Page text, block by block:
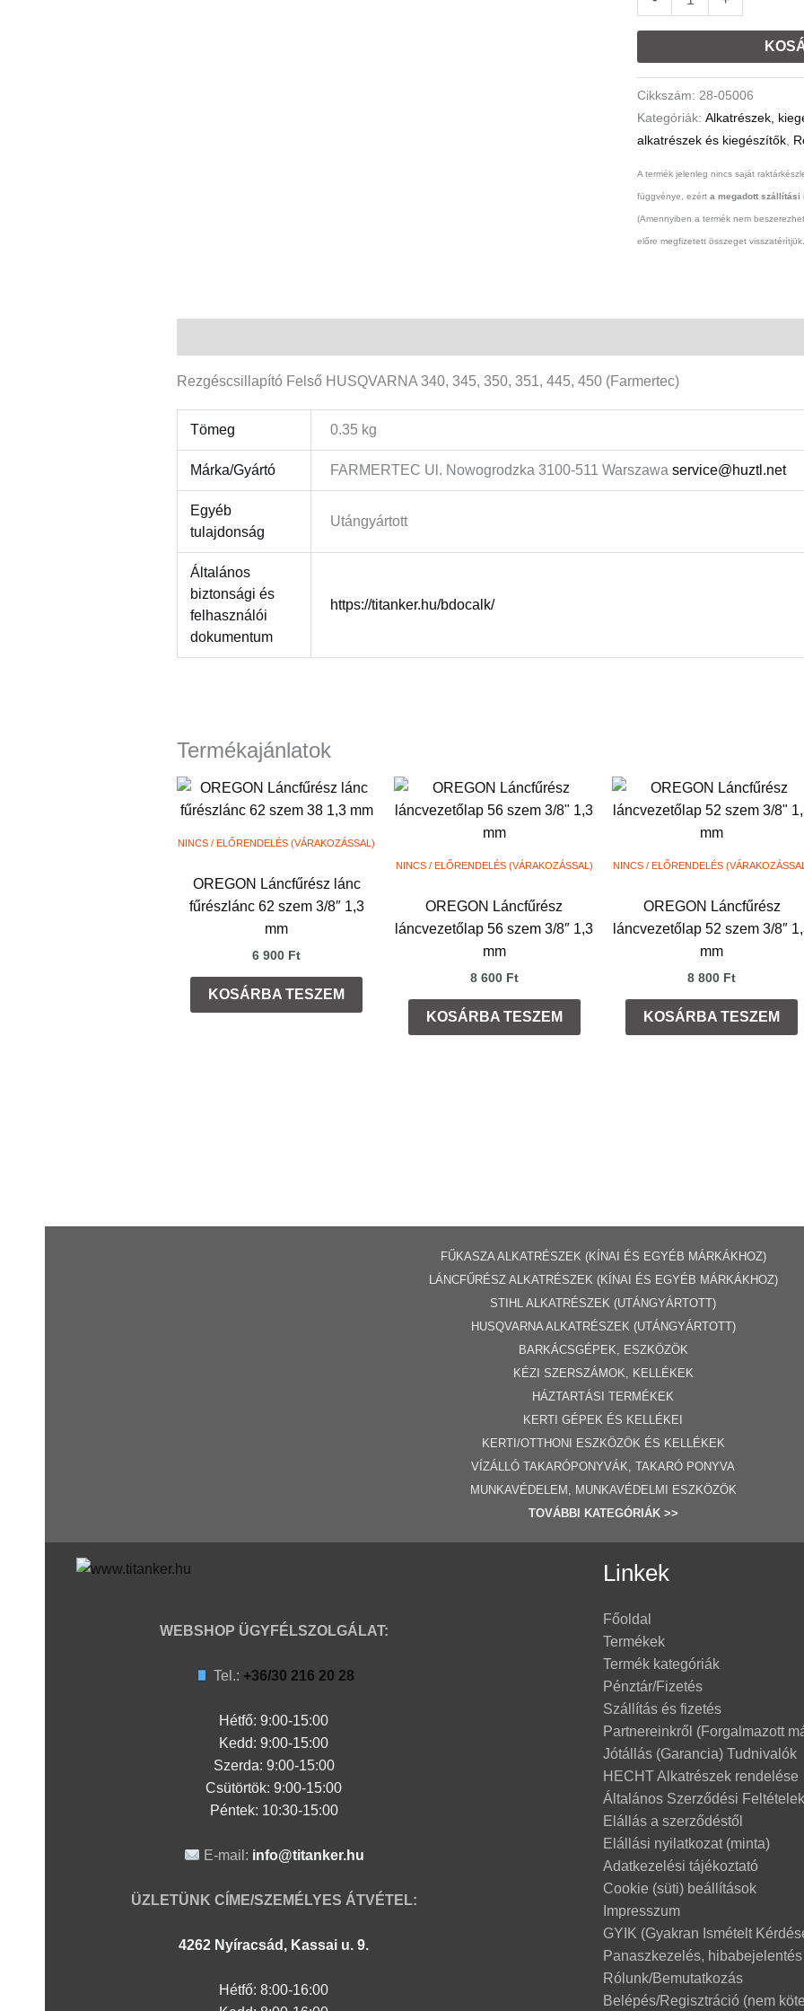
(Farmertec)
Cikkszám:28-05006
Kategóriák:Alkatrészek,
alkatrészek és kiegészítők,
A termék jelenleg nincs saját
függvénye, ezérta megadott
(Amennyiben a termék nem
előre megfizetett összeget
Rezgéscsillapító Felső HUSQVARNA 340, 345, 350, 351, 445, 450 (Farmertec)
Tömeg 0.35 kg
Márka/Gyártó FARMERTEC Ul. Nowogrodzka 3100-511 Warszawaservice@huztl.net
Egyéb
tulajdonság
Utángyártott
Általános
biztonsági és
felhasználói
dokumentum
https://titanker.hu/bdocalk/
Termékajánlatok
NINCS / ELŐRENDELÉS (VÁRAKOZÁSSAL)
OREGON Láncfűrész lánc
fűrészlánc 62 szem 3/8″ 1,3
mm
6 900 Ft
KOSÁRBA TESZEM
NINCS / ELŐRENDELÉS (VÁRAKOZÁSSAL)
OREGON Láncfűrész
láncvezetőlap 56 szem 3/8″ 1,3
mm
8 600 Ft
KOSÁRBA TESZEM
NINCS / ELŐRENDELÉS
OREGON Láncfűrész
láncvezetőlap 52 szem 3/8″
mm
8 800 Ft
KOSÁRBA TESZEM
FŰKASZA ALKATRÉSZEK (KÍNAI ÉS EGYÉB MÁRKÁKHOZ)
LÁNCFŰRÉSZ ALKATRÉSZEK (KÍNAI ÉS EGYÉB MÁRKÁKHOZ)
STIHL ALKATRÉSZEK (UTÁNGYÁRTOTT)
HUSQVARNA ALKATRÉSZEK (UTÁNGYÁRTOTT)
BARKÁCSGÉP EK, ESZKÖZÖK
KÉZI SZERSZÁMOK, KELLÉKEK
HÁZTARTÁSI TERMÉKEK
KERTI GÉPE K ÉS KELLÉKEI
KERTI/OTTHONI ESZKÖZÖK ÉS KELLÉKEK
VÍZÁLLÓ TAKARÓPONYVÁK, TAKARÓ PONYVA
MUNKAVÉDELEM, MUNKAVÉDELMI ESZKÖZÖK
TOVÁBBI
KATEGÓRI ÁK >>
WEBSHOP ÜGYFÉLSZOLGÁLAT:
Tel.: +36/30 216 20 28
Hétfő: 9:00-15:00
Kedd:9:00-15:00
Szerda: 9:00-15:00
Csütörtök:9:00-15:00
Péntek: 10:30-15:00
E-mail: info@titanker.hu
ÜZLETÜNK CÍME/SZEMÉLYES ÁTVÉTEL:
4262 Nyíracsád, Kassai u. 9.
Hétfő: 8:00-16:00
Linkek
Főoldal
Termékek
Termék kategóriák
Pénztár/Fizetés
Szállítás és fizetés
Partnereinkről (Forgalmazott
Jótállás (Garancia) Tudnivalók
HECHT Alkatrészek rendelése
Általános Szerződési
Elállás a szerződéstől
Elállási nyilatkozat (minta)
Adatkezelési tájékoztató
Cookie (süti) beállítások
Impresszum
GYIK (Gyakran Ismételt
Panaszkezelés, hibabejelentés
Rólunk/Bemutatkozás
Belépés/Regisztráció (nem